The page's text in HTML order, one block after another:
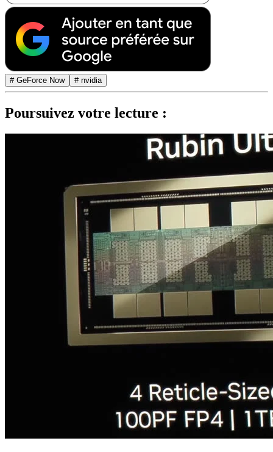
# GeForce Now # nvidia
Poursuivez votre lecture :